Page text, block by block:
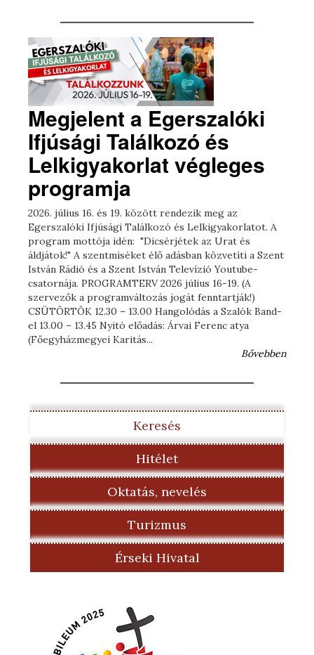
Megjelent a Egerszalóki
Ifjúsági Találkozó és
Lelkigyakorlat végleges
programja
2026. július 16. és 19. között rendezik meg az
Egerszalóki Ifjúsági Találkozó és Lelkigyakorlatot. A
program mottója idén: "Dicsérjétek az Urat és
áldjátok!" A szentmiséket élő adásban közvetíti a Szent
István Rádió és a Szent István Televízió Youtube-
csatornája. PROGRAMTERV 2026 július 16-19. (A
szervezők a programváltozás jogát fenntartják!)
CSÜTÖRTÖK 12.30 – 13.00 Hangolódás a Szalók Band-
el 13.00 – 13.45 Nyitó előadás: Árvai Ferenc atya
(Főegyházmegyei Karitás...
Bővebben
Keresés
Hitélet
Oktatás, nevelés
Turizmus
Érseki Hivatal